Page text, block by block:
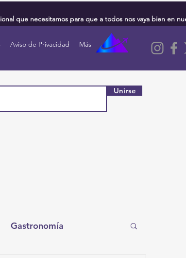
que necesitamos para que a todos nos vaya bien en
Aviso de Privacidad Más
Unirse
Gastronomía